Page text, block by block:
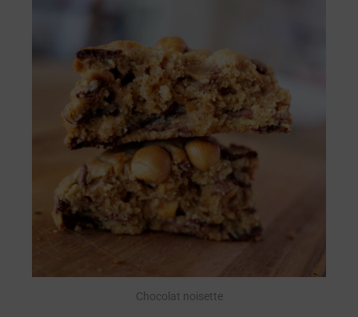
Chocolat noisette